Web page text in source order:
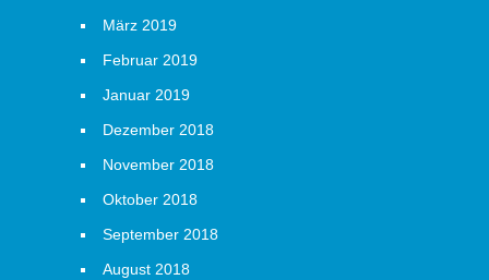
März 2019
Februar 2019
Januar 2019
Dezember 2018
November 2018
Oktober 2018
September 2018
August 2018